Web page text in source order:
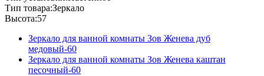
Тип товара:Зеркало
Высота:57
Зеркало для ванной комнаты Зов Женева дуб
медовый-60
Зеркало для ванной комнаты Зов Женева каштан
песочный-60